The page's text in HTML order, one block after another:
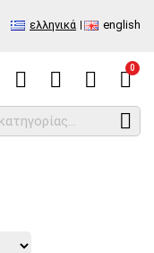
ελληνικά english
0
Sony